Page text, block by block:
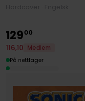
12900
116,10
Medlem
På nettlager